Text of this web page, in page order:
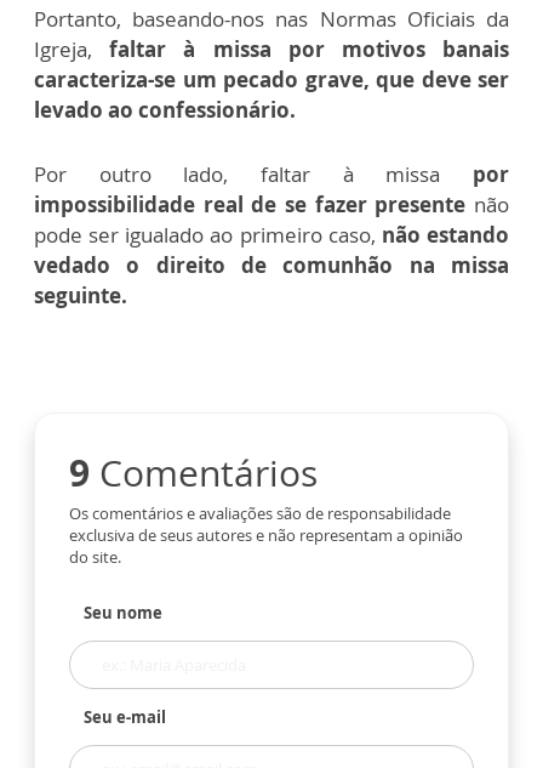
Portanto, baseando-nos nas Normas Oficiais da
Igreja,faltar à missa por motivos banais
caracteriza-se um pecado grave, que deve ser
levado ao confessionário.
Por outro lado, faltar à missa por
impossibilidade real de se fazer presente não
pode ser igualado ao primeiro caso, não estando
vedado o direito de comunhão na missa
seguinte.
9 Comentários
Os comentários e avaliações são de responsabilidade
exclusiva de seus autores e não representam a opinião
do site.
Seu nome
Seu e-mail